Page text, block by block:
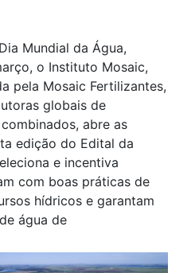
Mundial da Água,
o Instituto Mosaic,
pela Mosaic Fertilizantes,
globais de
abre as
edição do Edital da
e incentiva
com boas práticas de
hídricos e garantam
água de